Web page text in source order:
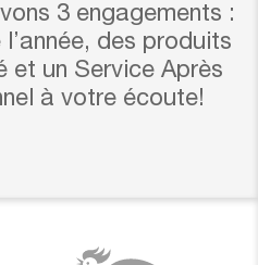
3 engagements :
des produits
et un Service Après
à votre écoute!